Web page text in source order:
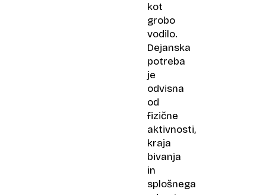
kot
grobo
vodilo.
Dejanska
potreba
je
odvisna
od
fizične
aktivnosti,
kraja
bivanja
in
splošnega